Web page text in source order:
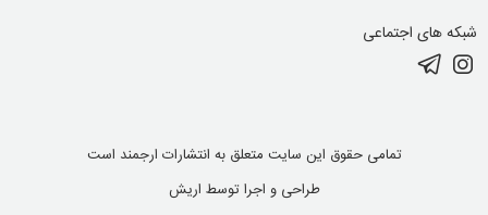
شبکه های اجتماعی
تمامی حقوق این سایت متعلق به انتشارات ارجمند است
طراحی و اجرا توسط اریش